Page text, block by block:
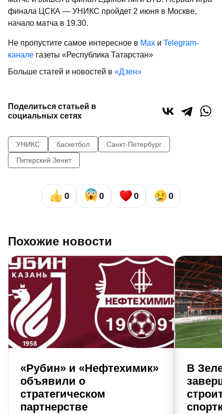
финала ЦСКА — УНИКС пройдет 2 июня в Москве,
начало матча в 19.30.
Не пропустите самое интересное в Max и Telegram-
канале газеты «Республика Татарстан»
Больше статей и новостей в «Дзен»
Поделиться статьей в
социальных сетях
УНИКС баскетбол
Санкт-Петербург
Питерский Зенит
0 0 0 0
Похожие новости
«Рубин» и «Нефтехимик»
объявили о
стратегическом
партнерстве
В